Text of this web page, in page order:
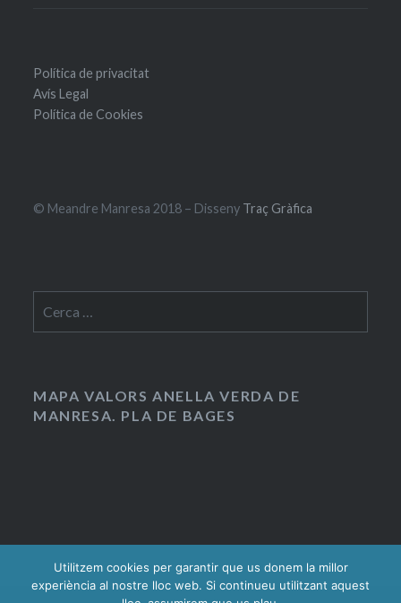
Política de privacitat
Avís Legal
Política de Cookies
© Meandre Manresa 2018 – Disseny Traç Gràfica
MAPA VALORS ANELLA VERDA DE
MANRESA. PLA DE BAGES
Utilitzem cookies per garantir que us donem la millor
experiència al nostre lloc web. Si continueu utilitzant aquest